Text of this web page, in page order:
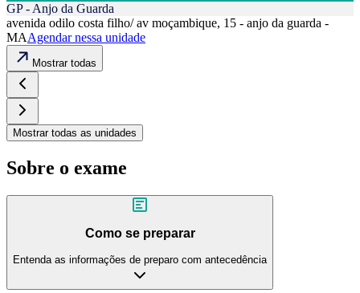
GP - Anjo da Guarda
avenida odilo costa filho/ av moçambique, 15 - anjo da guarda -
MAAgendar nessa unidade
Mostrar todas
Mostrar todas as unidades
Sobre o exame
Como se preparar
Entenda as informações de preparo com antecedência